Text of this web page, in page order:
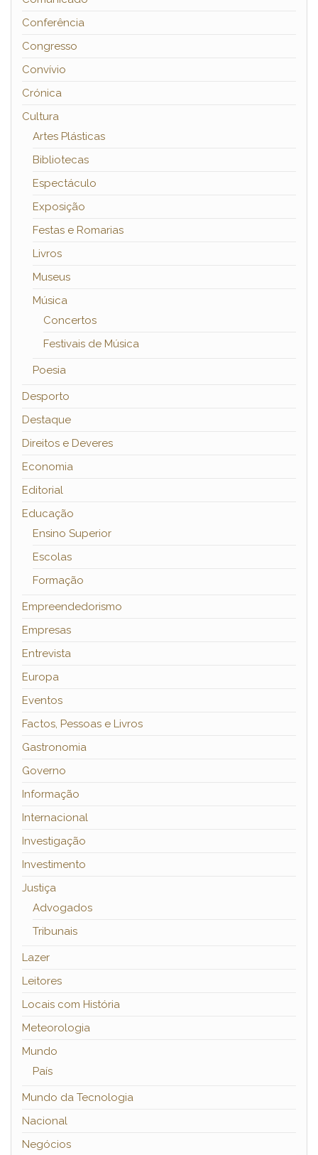
Conferência
Congresso
Convívio
Crónica
Cultura
Artes Plásticas
Bibliotecas
Espectáculo
Exposição
Festas e Romarias
Livros
Museus
Música
Concertos
Festivais de Música
Poesia
Desporto
Destaque
Direitos e Deveres
Economia
Editorial
Educação
Ensino Superior
Escolas
Formação
Empreendedorismo
Empresas
Entrevista
Europa
Eventos
Factos, Pessoas e Livros
Gastronomia
Governo
Informação
Internacional
Investigação
Investimento
Justiça
Advogados
Tribunais
Lazer
Leitores
Locais com História
Meteorologia
Mundo
País
Mundo da Tecnologia
Nacional
Negócios